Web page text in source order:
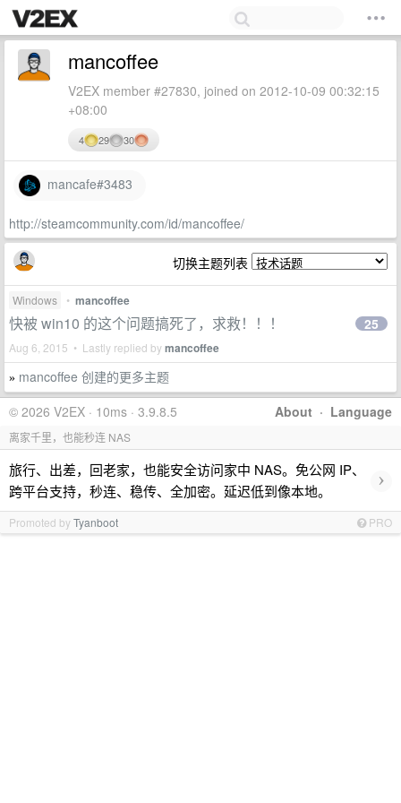
mancoffee
V2EX member #27830, joined on 2012-10-09 00:32:15
+08:00
4 29 30
mancafe#3483
http://steamcommunity.com/id/mancoffee/
切换主题列表
Windows • mancoffee
快被 win10 的这个问题搞死了，求救！！！
Aug 6, 2015 • Lastly replied bymancoffee
25
» mancoffee 创建的更多主题
About · Language
© 2026 V2EX · 10ms · 3.9.8.5
离家千里，也能秒连 NAS
旅行、出差，回老家，也能安全访问家中 NAS。免公网 IP、
跨平台支持，秒连、稳传、全加密。延迟低到像本地。
›
Promoted byTyanboot PRO